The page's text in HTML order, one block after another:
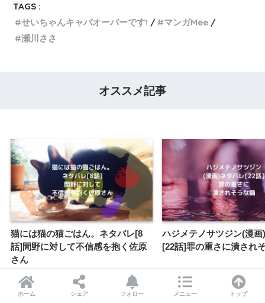
TAGS :
せいちゃんキャパオーバーです!
マンガMee
瀬川ささ
オススメ記事
猫には猫の猫ごはん。ネタバレ[8
話]間野に対して不信感を抱く佐原
さん
ハジメテノサツジン(漫
[22話]罪の重さに潰され
ホーム シェア フォロー メニュー トップ